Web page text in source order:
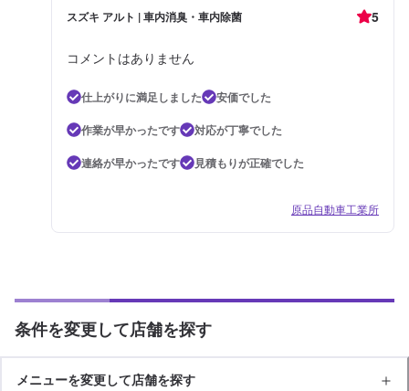
スズキ アルト | 車内消臭・車内除菌 5
コメントはありません
仕上がりに満足しました
安価でした
作業が早かったです
対応が丁寧でした
連絡が早かったです
見積もりが正確でした
原品自動車工業所
条件を変更して店舗を探す
メニューを変更して店舗を探す